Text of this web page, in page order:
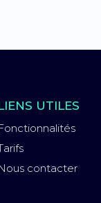
UTILES
contacter